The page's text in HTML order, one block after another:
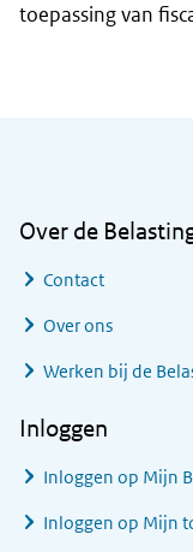
toepassing van
Over de
Contact
Over ons
Werken bij de
Inloggen
Inloggen op Mijn
Inloggen op Mijn